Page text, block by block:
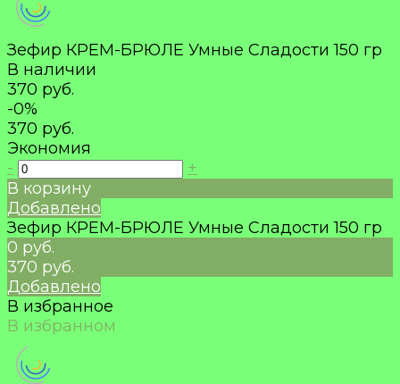
Зефир КРЕМ-БРЮЛЕ Умные Сладости 150 гр
В наличии
370 руб.
-0%
370 руб.
Экономия
-
+
В корзину
Добавлено
Зефир КРЕМ-БРЮЛЕ Умные Сладости 150 гр
0 руб.
370 руб.
Добавлено
В избранное
В избранном